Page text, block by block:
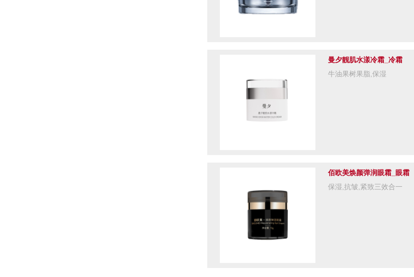
曼夕靓肌水漾冷霜_冷霜
牛油果树果脂,保湿
佰欧美焕颜弹润眼霜_眼霜
保湿,抗皱,紧致三效合一